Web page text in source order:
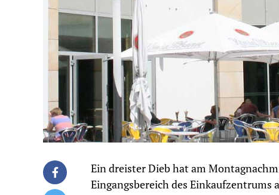
Ein dreister Dieb hat am
Eingangsbereich des Einkaufzentrums